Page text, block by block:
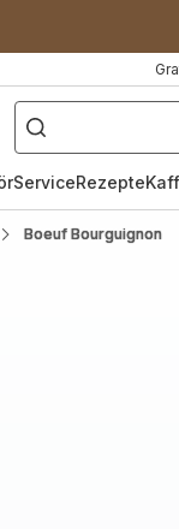
ServiceRezepte
Boeuf Bourguignon